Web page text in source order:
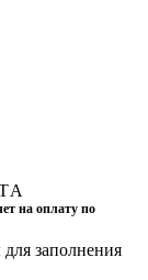
на оплату по
заполнения